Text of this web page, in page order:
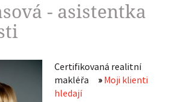
- asistentka
Certifikovaná realitní
makléřa » Moji klienti
hledají